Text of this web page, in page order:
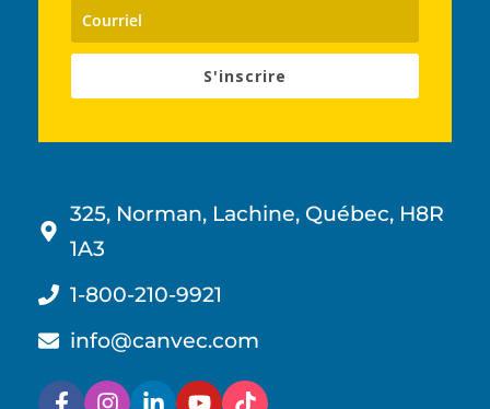
S'inscrire
325, Norman, Lachine, Québec, H8R
1A3
1-800-210-9921
info@canvec.com